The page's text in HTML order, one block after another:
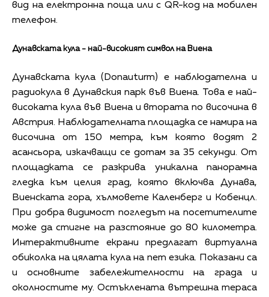
вид на електронна поща или с QR-код на мобилен
телефон.
Дунавската кула - най-високият символ на Виена
Дунавската кула (Donauturm) е наблюдателна и
радиокула в Дунавския парк във Виена. Това е най-
високата кула във Виена и втората по височина в
Австрия. Наблюдателната площадка се намира на
височина от 150 метра, към която водят 2
асансьора, изкачващи се дотам за 35 секунди. От
площадката се разкрива уникална панорамна
гледка към целия град, която включва Дунава,
Виенската гора, хълмовете Каленберг и Кобенцл.
При добра видимост погледът на посетителите
може да стигне на разстояние до 80 километра.
Интерактивните екрани предлагат виртуална
обиколка на цялата кула на пет езика. Показани са
и основните забележителности на града и
околностите му. Остъклената вътрешна тераса